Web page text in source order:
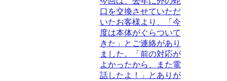
口を交換させていただ
いたお客様より、「今
度は本体がぐらついて
きた」とご連絡があり
ました。「前の対応が
よかったから、また電
話したよ！」とありが